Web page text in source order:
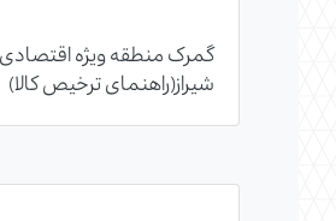
گمرک منطقه ویژه اقتصادی
شیراز(راهنمای ترخیص کالا)